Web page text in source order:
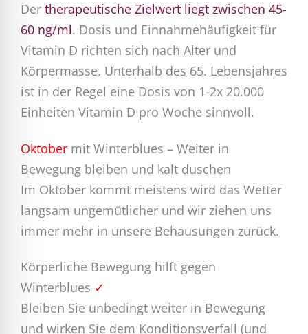
Der therapeutische Zielwert liegt zwischen 45-
60 ng/ml. Dosis und Einnahmehäufigkeit für
Vitamin D richten sich nach Alter und
Körpermasse. Unterhalb des 65. Lebensjahres
ist in der Regel eine Dosis von 1-2x 20.000
Einheiten Vitamin D pro Woche sinnvoll.
Oktober mit Winterblues – Weiter in
Bewegung bleiben und kalt duschen
Im Oktober kommt meistens wird das Wetter
langsam ungemütlicher und wir ziehen uns
immer mehr in unsere Behausungen zurück.
Körperliche Bewegung hilft gegen
Winterblues ✓
Bleiben Sie unbedingt weiter in Bewegung
und wirken Sie dem Konditionsverfall (und